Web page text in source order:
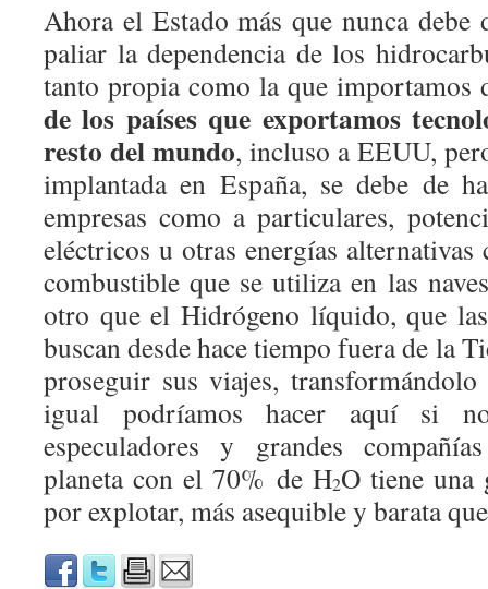
Ahora el Estado más que nunca debe
paliar la dependencia de los
tanto propia como la que importamos
de los países que exportamos
resto del mundo, incluso a EEUU,
implantada en España, se debe de
empresas como a particulares,
eléctricos u otras energías alternativas
combustible que se utiliza en las
otro que el Hidrógeno líquido, que
buscan desde hace tiempo fuera de la
proseguir sus viajes,
igual podríamos hacer aquí si
especuladores y grandes
planeta con el 70% de H2O tiene una
por explotar, más asequible y barata